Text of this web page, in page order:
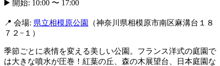
▶️ 開始: 10:00 〜 17:00
📍 会場: 県立相模原公園
（神奈川県相模原市南区麻溝台１８
７２−１）
季節ごとに表情を変える美しい公園。フランス洋式の庭園で
は大きな噴水が圧巻！紅葉の丘、森の木展望台、日本庭園な